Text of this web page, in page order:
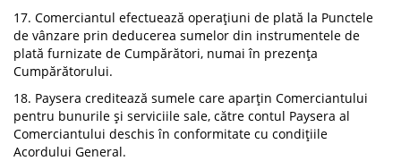
17. Comerciantul efectuează operațiuni de plată la Punctele
de vânzare prin deducerea sumelor din instrumentele de
plată furnizate de Cumpărători, numai în prezența
Cumpărătorului.
18. Paysera creditează sumele care aparțin Comerciantului
pentru bunurile și serviciile sale, către contul Paysera al
Comerciantului deschis în conformitate cu condițiile
Acordului General.